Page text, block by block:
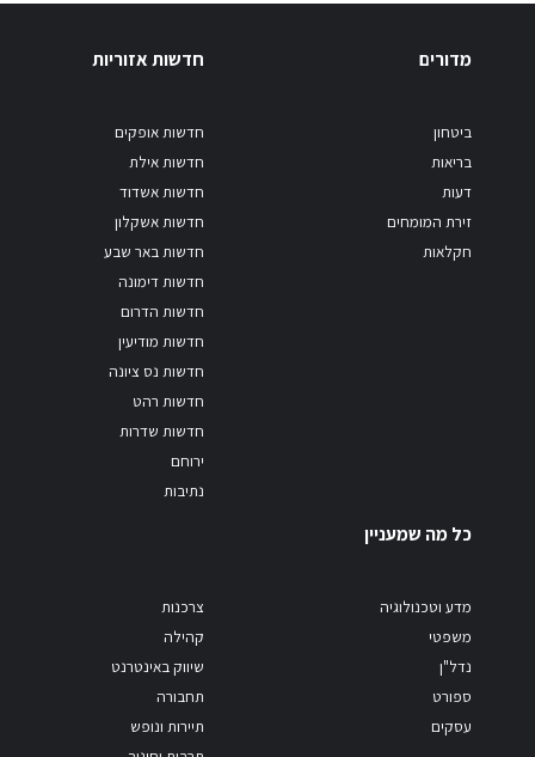
מדורים
ביטחון
בריאות
דעות
זירת המומחים
חקלאות
חדשות אזוריות
חדשות אופקים
חדשות אילת
חדשות אשדוד
חדשות אשקלון
חדשות באר שבע
חדשות דימונה
חדשות הדרום
חדשות מודיעין
חדשות נס ציונה
חדשות רהט
חדשות שדרות
ירוחם
נתיבות
כל מה שמעניין
מדע וטכנולוגיה
משפטי
נדל"ן
ספורט
עסקים
צרכנות
קהילה
שיווק באינטרנט
תחבורה
תיירות ונופש